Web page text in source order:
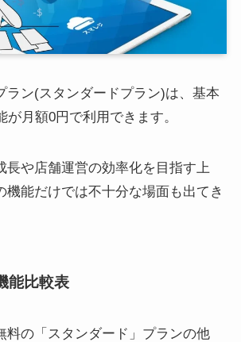
ラン(スタンダードプラン)は、基本
が月額0円で利用できます。
長や店舗運営の効率化を目指す上
機能だけでは不十分な場面も出てき
能比較表
料の「スタンダード」プランの他